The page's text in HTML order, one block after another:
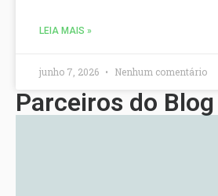
LEIA MAIS »
junho 7, 2026 Nenhum comentário
Parceiros do Blog